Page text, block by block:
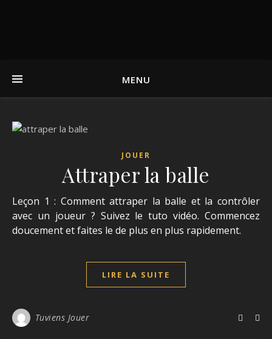
MENU
JOUER
Attraper la balle
Leçon 1 : Comment attraper la balle et la contrôler
avec un joueur ? Suivez le tuto vidéo. Commencez
doucement et faites le de plus en plus rapidement.
LIRE LA SUITE
Tuviens Jouer